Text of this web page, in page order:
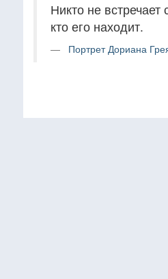
Никто не
кто его находит.
Портрет Дориана